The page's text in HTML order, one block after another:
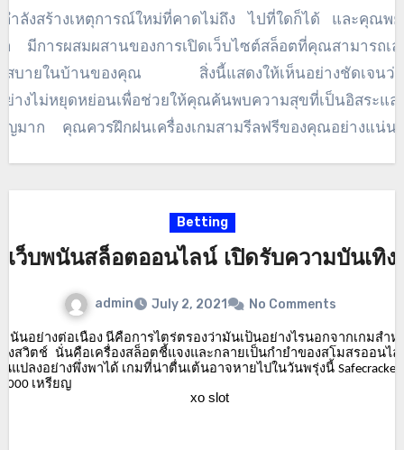
กัน และสิ่งที่คุณทำคือยึดมั่นในผลลัพธ์ ผู้เล่นจำนวนมากสาม
ห้หลงใหลเนื่องจากต้องใช้ความคิดเพียงเล็กน้อย รอบๆ นั้น เ
ตัวอย่างเช่น ช่องว่างสองสามป้ายที่สามารถทำให้ประสบก
กำลังสร้างเหตุการณ์ใหม่ที่คาดไม่ถึง ไปที่ใดก็ได้ และคุณพ
มีการผสมผสานของการเปิดเว็บไซต์สล็อตที่คุณสามารถเล่
กสบายในบ้านของคุณ สิ่งนี้แสดงให้เห็นอย่างชัดเจนว่า
ย่างไม่หยุดหย่อนเพื่อช่วยให้คุณค้นพบความสุขที่เป็นอิสระแ
ญมาก คุณควรฝึกฝนเครื่องเกมสามรีลฟรีของคุณอย่างแน่
ก่ามาก เหนือสิ่งอื่นใด บุคคลต่างแสวงหาและสนใจมันมาก
ล็อตออนไลน์ นี่ไม่ใช่แค่คาสิโนในลาสเวกัสหรือห้องสล็อตใ
นสล็อตและมือใหม่ต่างกระตือรือร้นที่จะเล่นสล็อตออนไลน์
สล็อต มือสมัครเล่นสามารถเล่นสล็อตได้โดยเปล่าประโย
กับสแต็ค มีปลายทางสล็อตออนไลน์มากกว่า 500 แห่งที่ให้
วามสนุกสนานและเงินสด
Betting
เว็บพนันสล็อตออนไลน์ เปิดรับความบันเทิง
admin July 2, 2021 No Comments
นันอย่างต่อเนื่องนี่คือการไตร่ตรองว่ามันเป็นอย่างไรนอกจากเกมสำ
งสวิตช์ นั่นคือเครื่องสล็อตชี้แจงและกลายเป็นกำยำของสโมสรออนไล
แปลงอย่างพึ่งพาได้ เกมที่น่าตื่นเต้นอาจหายไปในวันพรุ่งนี้ Safecracker
เหรียญ